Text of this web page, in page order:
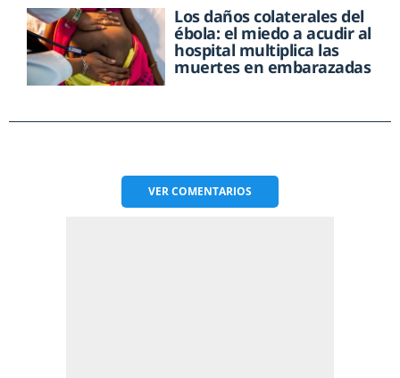
Los daños colaterales del
ébola: el miedo a acudir al
hospital multiplica las
muertes en embarazadas
VERCOMENTARIOS